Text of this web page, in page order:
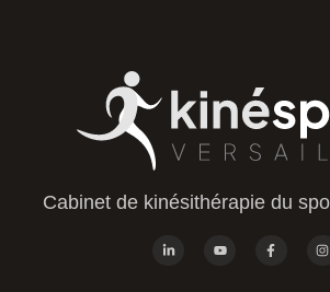
Cabinet de kinésithérapie du